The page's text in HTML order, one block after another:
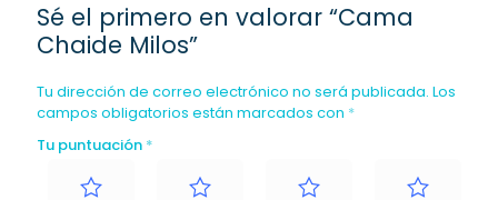
Sé el primero en valorar “Cama
Chaide Milos”
Tu dirección de correo electrónico no será publicada. Los
campos obligatorios están marcados con *
Tu puntuación *